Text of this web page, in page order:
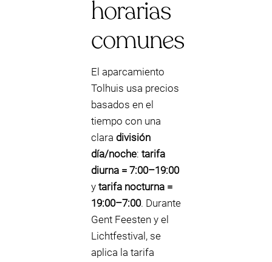
horarias
comunes
El aparcamiento
Tolhuis usa precios
basados en el
tiempo con una
clara división
día/noche: tarifa
diurna = 7:00–19:00
y tarifa nocturna =
19:00–7:00. Durante
Gent Feesten y el
Lichtfestival, se
aplica la tarifa